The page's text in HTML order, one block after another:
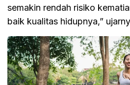
semakin rendah risiko
baik kualitas hidupnya,”